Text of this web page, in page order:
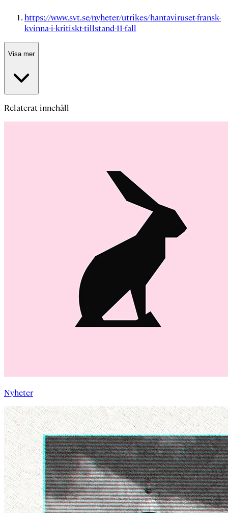
https://www.svt.se/nyheter/utrikes/hantaviruset-fransk-
kvinna-i-kritiskt-tillstand-11-fall
Visa mer
Relaterat innehåll
Nyheter